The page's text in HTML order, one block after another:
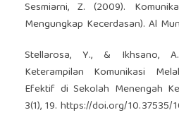
Sesmiarni, Z. (2009).
Mengungkap Kecerdasan). Al
Stellarosa, Y., & Ikhsano, A.
Keterampilan Komunikasi
Efektif di Sekolah Menengah
3(1), 19. https://doi.org/10.37535/